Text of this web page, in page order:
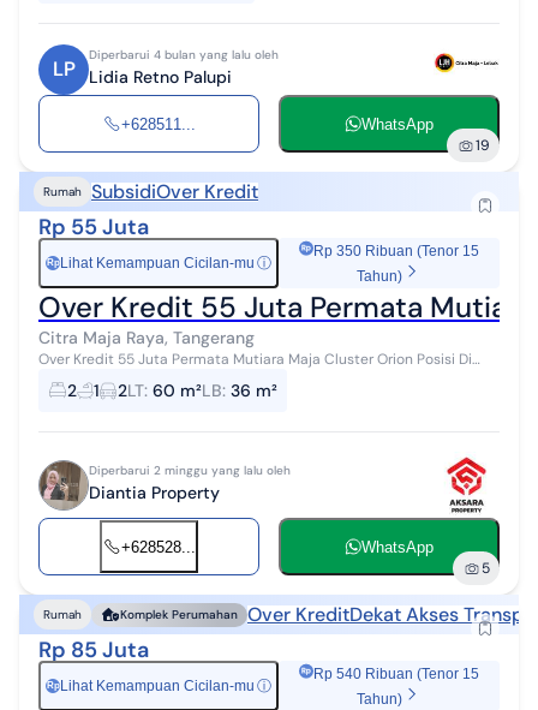
LP
Diperbarui 4 bulan yang lalu oleh
Lidia Retno Palupi
+628511... WhatsApp
19
Rumah SubsidiOver Kredit
Rp 55 Juta
Rp Lihat Kemampuan Cicilan-mu ⓘ
Rp 350 Ribuan (Tenor 15
Tahun)
Over Kredit 55 Juta Permata
Citra Maja Raya, Tangerang
Over Kredit 55 Juta Permata Mutiara Maja Cluster Orion Posisi Di
depan deket Pos Security Type 30/60 Type subsidi terbesar 2
Kamar Tidur 1 kamar m...
2 1 2LT: 60 m²LB: 36 m²
Diperbarui 2 minggu yang lalu oleh
Diantia Property
+628528... WhatsApp
5
Rumah Komplek Perumahan Over KreditDekat Akses
Rp 85 Juta
Rp Lihat Kemampuan Cicilan-mu ⓘ
Rp 540 Ribuan (Tenor 15
Tahun)